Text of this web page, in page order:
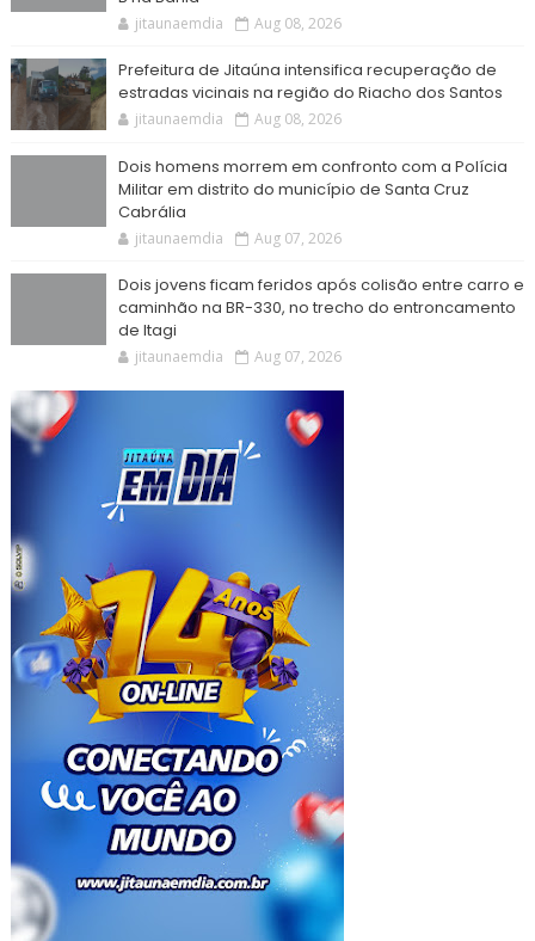
jitaunaemdia Aug 08, 2026
Prefeitura de Jitaúna intensifica recuperação de
estradas vicinais na região do Riacho dos Santos
jitaunaemdia Aug 08, 2026
Dois homens morrem em confronto com a Polícia
Militar em distrito do município de Santa Cruz
Cabrália
jitaunaemdia Aug 07, 2026
Dois jovens ficam feridos após colisão entre carro e
caminhão na BR-330, no trecho do entroncamento
de Itagi
jitaunaemdia Aug 07, 2026